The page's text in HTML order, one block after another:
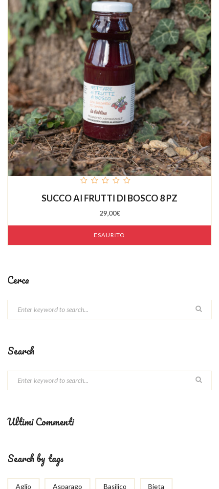
of
5
SUCCO AI FRUTTI DI BOSCO 8 PZ
29,00€
ESAURITO
Cerca
Search
Ultimi Commenti
Search by tags
Aglio Asparago Basilico Bieta